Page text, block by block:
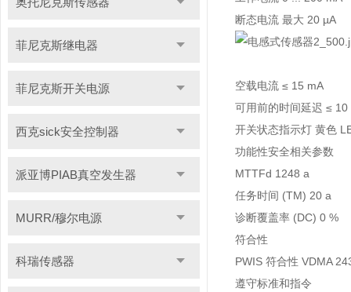
菲尼克斯继电器
菲尼克斯开关电源
西克sick安全控制器
派亚博PIAB真空发生器
MURR/穆尔电源
科瑞传感器
断态电流 最大 20 µA
空载电流 ≤ 15 mA
可用前的时间延迟 ≤
开关状态指示灯 黄色
功能性安全相关参数
MTTFd 1248 a
任务时间 (TM) 20 a
诊断覆盖率 (DC) 0 %
符合性
PWIS 符合性 VDMA
遵守标准和指令